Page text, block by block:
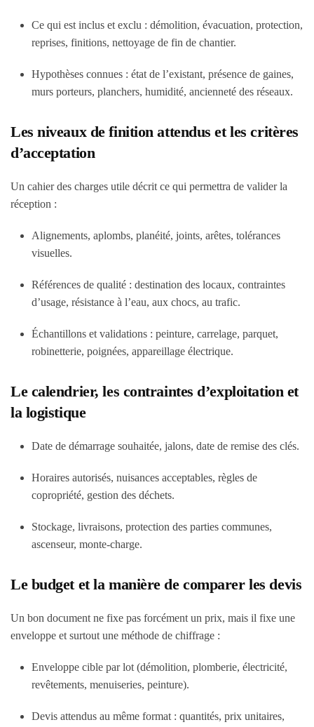
Ce qui est inclus et exclu : démolition, évacuation, protection,
reprises, finitions, nettoyage de fin de chantier.
Hypothèses connues : état de l’existant, présence de gaines,
murs porteurs, planchers, humidité, ancienneté des réseaux.
Les niveaux de finition attendus et les critères
d’acceptation
Un cahier des charges utile décrit ce qui permettra de valider la
réception :
Alignements, aplombs, planéité, joints, arêtes, tolérances
visuelles.
Références de qualité : destination des locaux, contraintes
d’usage, résistance à l’eau, aux chocs, au trafic.
Échantillons et validations : peinture, carrelage, parquet,
robinetterie, poignées, appareillage électrique.
Le calendrier, les contraintes d’exploitation et
la logistique
Date de démarrage souhaitée, jalons, date de remise des clés.
Horaires autorisés, nuisances acceptables, règles de
copropriété, gestion des déchets.
Stockage, livraisons, protection des parties communes,
ascenseur, monte-charge.
Le budget et la manière de comparer les devis
Un bon document ne fixe pas forcément un prix, mais il fixe une
enveloppe et surtout une méthode de chiffrage :
Enveloppe cible par lot (démolition, plomberie, électricité,
revêtements, menuiseries, peinture).
Devis attendus au même format : quantités, prix unitaires,